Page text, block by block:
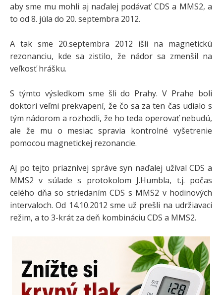
aby sme mu mohli aj naďalej podávať CDS a MMS2, a
to od 8. júla do 20. septembra 2012.
A tak sme 20.septembra 2012 išli na magnetickú
rezonanciu, kde sa zistilo, že nádor sa zmenšil na
veľkosť hrášku.
S týmto výsledkom sme šli do Prahy. V Prahe boli
doktori veľmi prekvapení, že čo sa za ten čas udialo s
tým nádorom a rozhodli, že ho teda operovať nebudú,
ale že mu o mesiac spravia kontrolné vyšetrenie
pomocou magnetickej rezonancie.
Aj po tejto priaznivej správe syn naďalej užíval CDS a
MMS2 v súlade s protokolom J.Humbla, t.j. počas
celého dňa so striedaním CDS s MMS2 v hodinových
intervaloch. Od 14.10.2012 sme už prešli na udržiavací
režim, a to 3-krát za deň kombináciu CDS a MMS2.